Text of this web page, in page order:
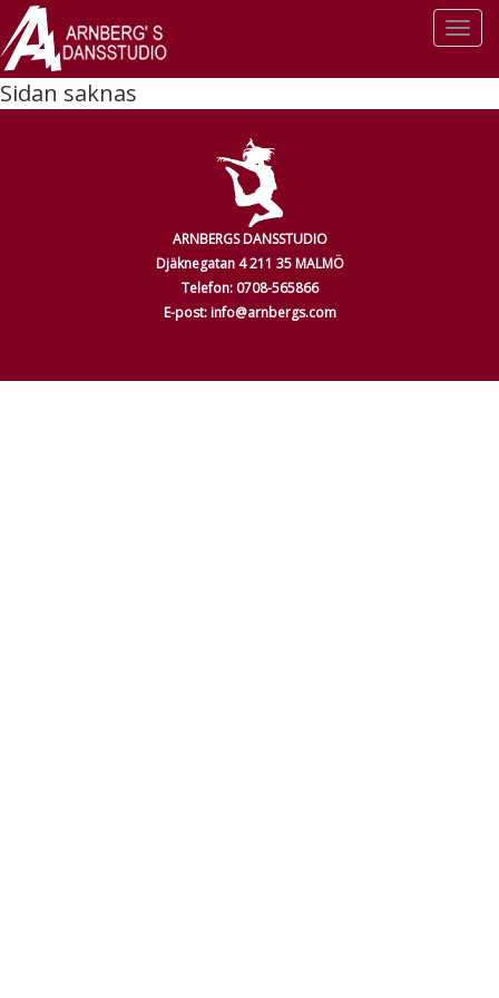
Sidan saknas
ARNBERGS DANSSTUDIO
Djäknegatan 4 211 35 MALMÖ
Telefon: 0708-565866
E-post: info@arnbergs.com